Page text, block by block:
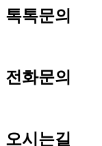
톡톡문의
전화문의
오시는길